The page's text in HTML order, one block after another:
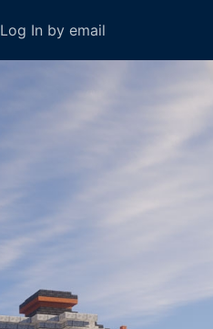
Log In by email